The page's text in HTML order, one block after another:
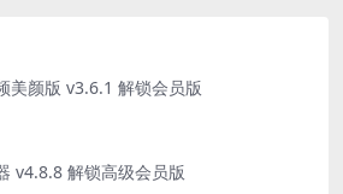
美颜版 v3.6.1 解锁会员版
v4.8.8 解锁高级会员版